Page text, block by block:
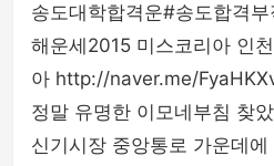
송도대학합격운#송도합격
해운세2015 미스코리아 인
아 http://naver.me/
정말 유명한 이모네부침 찾
신기시장 중앙통로 가운데